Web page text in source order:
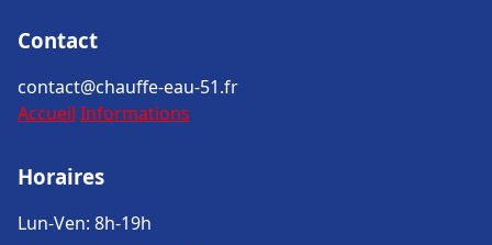
Contact
contact@chauffe-eau-51.fr
Accueil Informations
Horaires
Lun-Ven: 8h-19h